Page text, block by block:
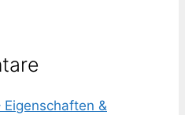
Eigenschaften &